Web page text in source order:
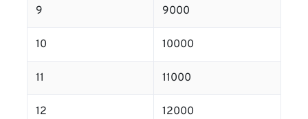
9 9000
10 10000
11 11000
12 12000